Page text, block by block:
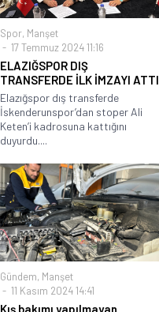
Spor, Manşet
17 Temmuz 2024 11:16
ELAZIĞSPOR DIŞ
TRANSFERDE İLK İMZAYI ATTI
Elazığspor dış transferde
İskenderunspor’dan stoper Ali
Keten’i kadrosuna kattığını
duyurdu....
Gündem, Manşet
11 Kasım 2024 14:41
Kış bakımı yapılmayan